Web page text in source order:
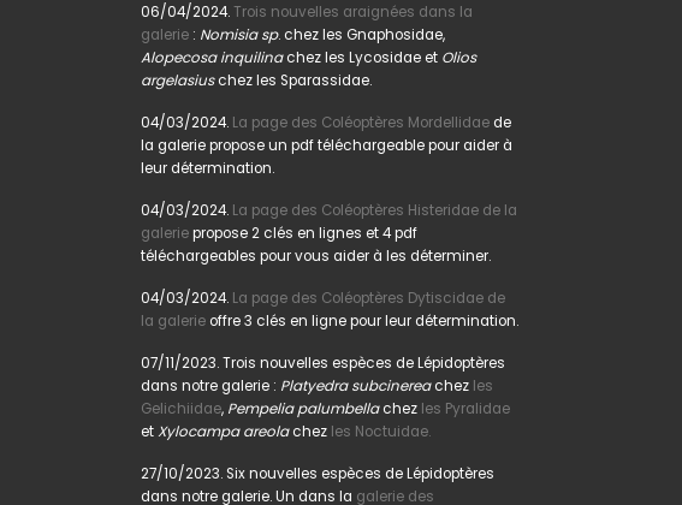
06/04/2024.Trois nouvelles araignées dans la
galerie : Nomisia sp. chez les Gnaphosidae,
Alopecosa inquilinachez les Lycosidae et Olios
argelasiuschez les Sparassidae.
04/03/2024. La page des Coléoptères Mordellidaede
la galerie propose un pdf téléchargeable pour aider à
leur détermination.
04/03/2024. La page des Coléoptères Histeridae de la
galeriepropose 2 clés en lignes et 4 pdf
téléchargeables pour vous aider à les déterminer.
04/03/2024. La page des Coléoptères Dytiscidae de
la galerie offre 3 clés en ligne pour leur détermination.
07/11/2023. Trois nouvelles espèces de Lépidoptères
dans notre galerie : Platyedra subcinereachez les
Gelichiidae, Pempelia palumbellachez les Pyralidae
etXylocampa areolachez les Noctuidae.
27/10/2023. Six nouvelles espèces de Lépidoptères
dans notre galerie. Un dans la galerie des